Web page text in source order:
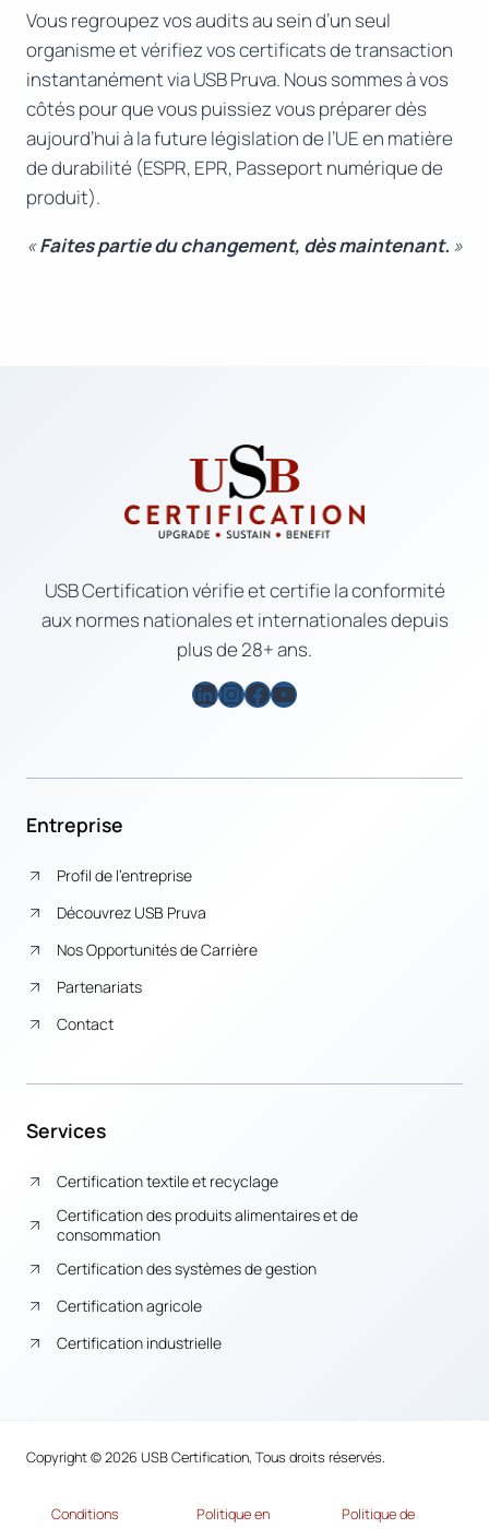
Vous regroupez vos audits au sein d’un seul
organisme et vérifiez vos certificats de transaction
instantanément via USB Pruva. Nous sommes à vos
côtés pour que vous puissiez vous préparer dès
aujourd’hui à la future législation de l’UE en matière
de durabilité (ESPR, EPR, Passeport numérique de
produit).
«Faites partie du changement, dès maintenant. »
USB Certification vérifie et certifie la conformité
aux normes nationales et internationales depuis
plus de 28+ ans.
LinkedIn
Instagram
Facebook
YouTube
Entreprise
Profil de l’entreprise
Découvrez USB Pruva
Nos Opportunités de Carrière
Partenariats
Contact
Services
Certification textile et recyclage
Certification des produits alimentaires et de
consommation
Certification des systèmes de gestion
Certification agricole
Certification industrielle
Copyright © 2026 USB Certification, Tous droits réservés.
Conditions
Politique en
Politique de